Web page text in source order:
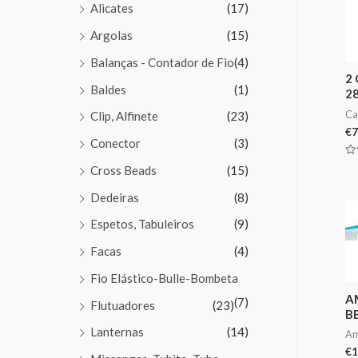
Alicates
(17)
Argolas
(15)
Balanças - Contador de Fio(4)
Baldes
(1)
Clip, Alfinete
(23)
Conector
(3)
Cross Beads
(15)
Dedeiras
(8)
Espetos, Tabuleiros
(9)
Facas
(4)
Fio Elástico-Bulle-Bombeta
(7)
Flutuadores
(23)
Lanternas
(14)
2
€
€